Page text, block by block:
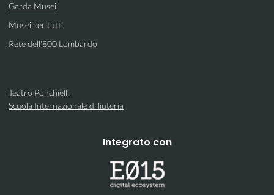
Garda Musei
Musei per tutti
Rete dell'800 Lombardo
Teatro Ponchielli
Scuola Internazionale di liuteria
Integrato con